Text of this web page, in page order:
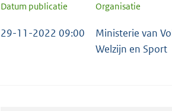
Datum publicatie Organisatie
29-11-2022 09:00
Ministerie van
Welzijn en Sport